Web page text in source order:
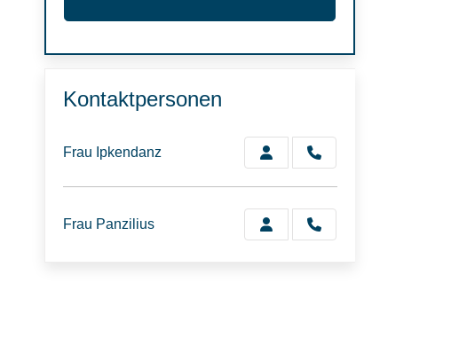
Kontaktpersonen
Frau Ipkendanz
Frau Panzilius